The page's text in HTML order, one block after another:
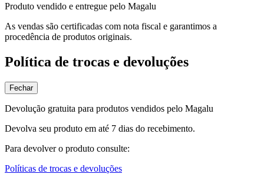
Produto vendido e entregue pelo Magalu
As vendas são certificadas com nota fiscal e garantimos a
procedência de produtos originais.
Política de trocas e devoluções
Fechar
Devolução gratuita para produtos vendidos pelo Magalu
Devolva seu produto em até 7 dias do recebimento.
Para devolver o produto consulte:
Políticas de trocas e devoluções